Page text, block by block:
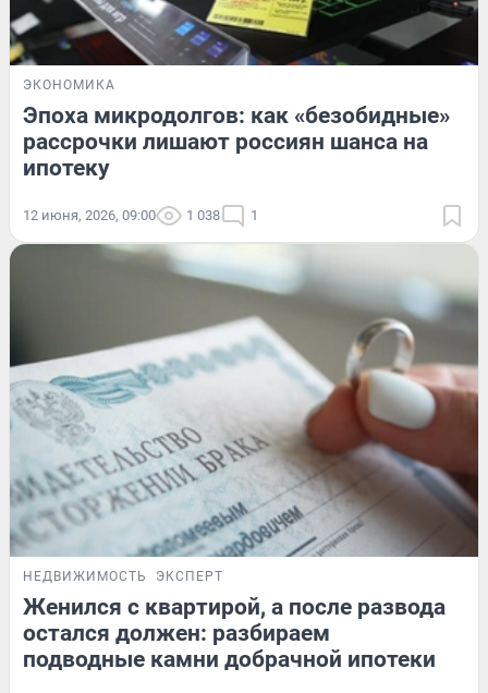
ЭКОНОМИКА
Эпоха микродолгов: как «безобидные»
рассрочки лишают россиян шанса на
ипотеку
12 июня, 2026, 09:00 1 038 1
НЕДВИЖИМОСТЬ ЭКСПЕРТ
Женился с квартирой, а после развода
остался должен: разбираем
подводные камни добрачной ипотеки